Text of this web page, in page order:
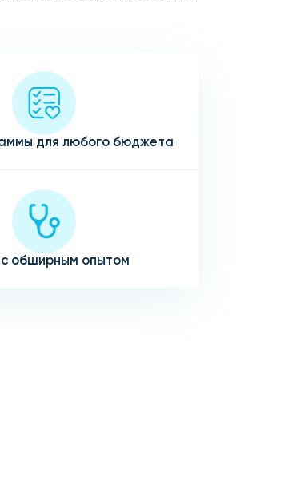
для любого бюджета
с обширным опытом